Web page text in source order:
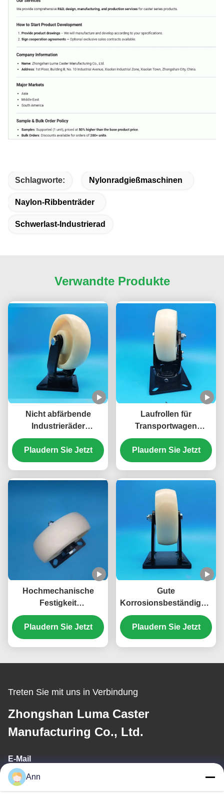
Schlagworte: Nylonradgießmaschinen
Naylon-Ribbenträder
Schwerlast-Industrierad
Verwandte Produkte
Nicht abfärbende
Industrieräder
Schwerlasträder
Nylonräder Einzeln 8"
Feststellbar Starr
Plaudern Sie Jetzt
Laufrollen für
Transportwagen
Hitzebeständige
Lenkrollen 150–250 °C
Feststellbar Starr
Plaudern Sie Jetzt
Hochmechanische
Festigkeit
Schwerlasträder Nylon-
Rollen Einzel 6"
verriegelbares starres
Elektronikwerkstätten
Plaudern Sie Jetzt
Gute
Korrosionsbeständigkeit
Schwergewichtsräder
für Industriezwecke
Nylon-Räder Einzel 4"
Drehwerk
Plaudern Sie Jetzt
Treten Sie mit uns in Verbindung
Zhongshan Luma Caster
Manufacturing Co., Ltd.
E-Mail
ann@industrialwheelcasters.com
Ann